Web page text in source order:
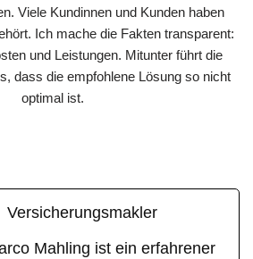
Viele Kundinnen und Kunden haben
Ich mache die Fakten transparent:
und Leistungen. Mitunter führt die
dass die empfohlene Lösung so nicht
optimal ist.
Versicherungsmakler
Mahling ist ein erfahrener